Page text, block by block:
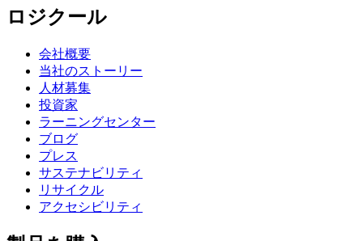
ロジクール
会社概要
当社のストーリー
人材募集
投資家
ラーニングセンター
ブログ
プレス
サステナビリティ
リサイクル
アクセシビリティ